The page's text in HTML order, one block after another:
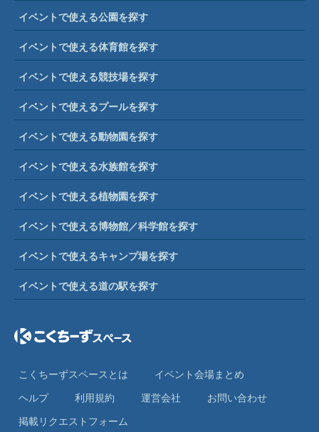
イベントで使える公園を探す
イベントで使える体育館を探す
イベントで使える競技場を探す
イベントで使えるプールを探す
イベントで使える動物園を探す
イベントで使える水族館を探す
イベントで使える植物園を探す
イベントで使える博物館／科学館を探す
イベントで使えるキャンプ場を探す
イベントで使える道の駅を探す
こくちーずスペースとは
イベント会場まとめ
ヘルプ
利⽤規約 運営会社
お問い合わせ
掲載リクエストフォーム